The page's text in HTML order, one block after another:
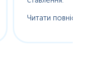
Читати повністю...